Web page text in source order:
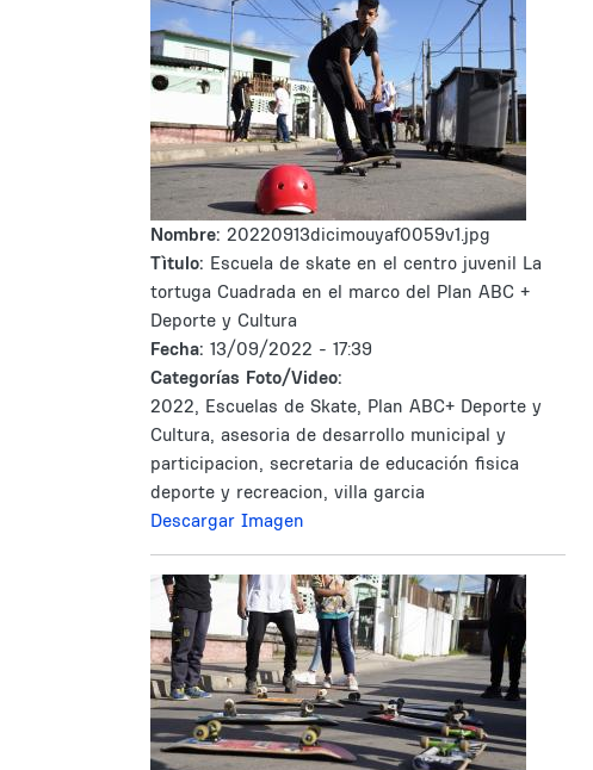
Nombre: 20220913dicimouyaf0059v1.jpg
Tìtulo: Escuela de skate en el centro juvenil La
tortuga Cuadrada en el marco del Plan ABC +
Deporte y Cultura
Fecha: 13/09/2022 - 17:39
Categorías Foto/Video:
2022, Escuelas de Skate, Plan ABC+ Deporte y
Cultura, asesoria de desarrollo municipal y
participacion, secretaria de educación fisica
deporte y recreacion, villa garcia
Descargar Imagen